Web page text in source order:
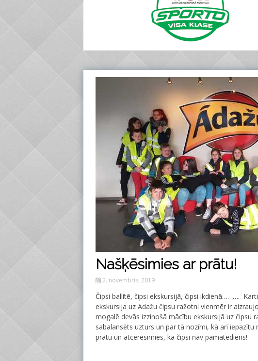
Našķēsimies ar prātu!
2. novembris, 2019
Čipsi ballītē, čipsi ekskursijā, čipsi ikdienā……….
ekskursija uz Ādažu čipsu ražotni vienmēr ir
mogalē devās izzinošā mācību ekskursijā uz čipsu
sabalansēts uzturs un par tā nozīmi, kā arī
prātu un atcerēsimies, ka čipsi nav pamatēdiens!